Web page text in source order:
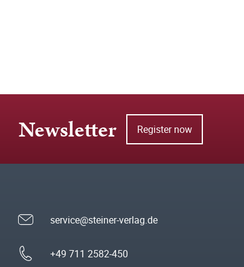
Newsletter Register now
service@steiner-verlag.de
+49 711 2582-450